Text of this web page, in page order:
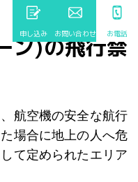
申し込み お問い合わせ お電話
ン)の飛行禁
航空機の安全な航行
場合に地上の人へ危
て定められたエリア